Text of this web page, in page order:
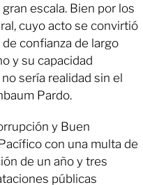
escala. Bien por los
cuyo acto se convirtió
confianza de largo
y su capacidad
sería realidad sin el
Pardo.
y Buen
con una multa de
de un año y tres
públicas